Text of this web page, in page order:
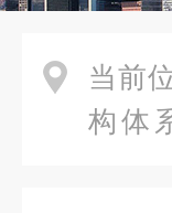
当前
构体